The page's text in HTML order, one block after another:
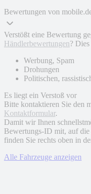
Bewertungen von
Verstößt eine Bewertung
Händlerbewertungen?
Werbung, Spam
Drohungen
Politischen,
Es liegt ein Verstoß vor
Bitte kontaktieren Sie den
Kontaktformular.
Damit wir Ihnen
Bewertungs-ID mit, auf
finden Sie rechts oben in
Alle Fahrzeuge anzeigen